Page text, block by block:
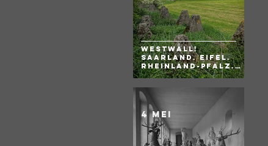
WESTWALL!
Saarland. Eifel.
Rheinland-Pfalz.
BRD
4 mei